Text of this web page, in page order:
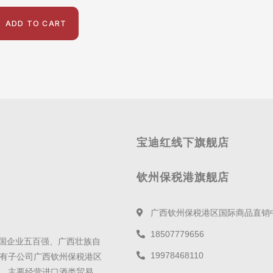
ADD TO CART
企业五百强、广西壮族自
子公司广西钦州保税港区
宝迪红线下旗舰店
钦州保税港旗舰店
广西钦州保税港区国际商品直
18507779656
19978468110